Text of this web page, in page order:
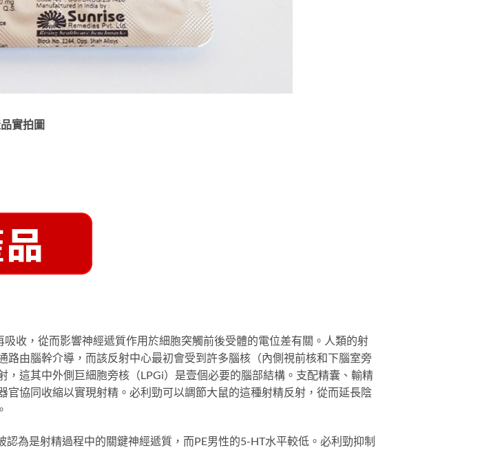
實拍圖
收，從而影響神經遞質作用於細胞突觸前後受體的電位差有關。人類的射
由腦幹介導，而該反射中心最初會受到許多腦核（內側視前核和下腦室旁
這其中外側巨細胞旁核（LPGi）是壹個必要的腦部結構。支配精囊、輸精
協同收縮以實現射精。必利勁可以調節大鼠的這種射精反射，從而延長陰
為是射精過程中的關鍵神經遞質，而PE男性的5-HT水平較低。必利勁抑制